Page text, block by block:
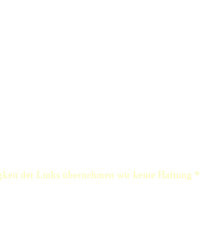
der Links übernehmen wir keine Haftung *